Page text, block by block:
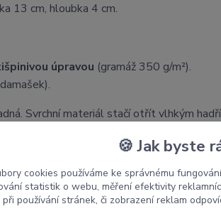
13 cm, hloubka 4 cm.
úpravou (gramáž 350 g/m²).
Svrchní materiál stačí otřít vlhkým
nesušit v bubnové sušičce, nebělit.
🍪 Jak byste
cookies používáme ke správnému
statistik o webu, měření efektivity
při používání stránek, či zobrazení reklam